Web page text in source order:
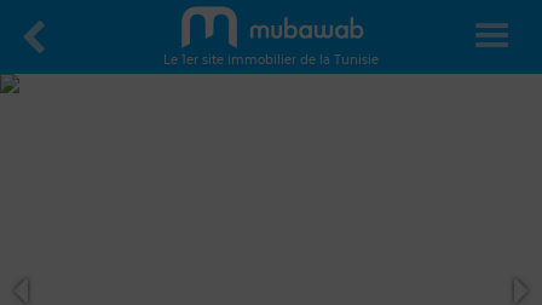
Le 1er site immobilier de la Tunisie